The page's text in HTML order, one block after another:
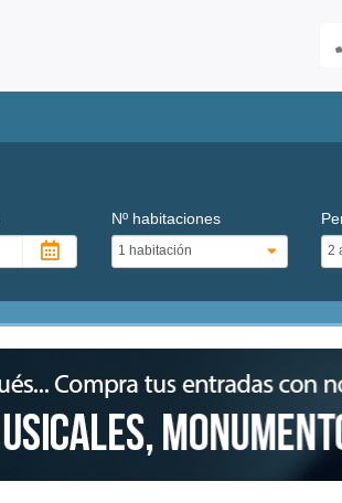
Nº habitaciones